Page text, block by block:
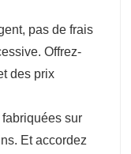
pas de frais
Offrez-
des prix
sur
Et accordez